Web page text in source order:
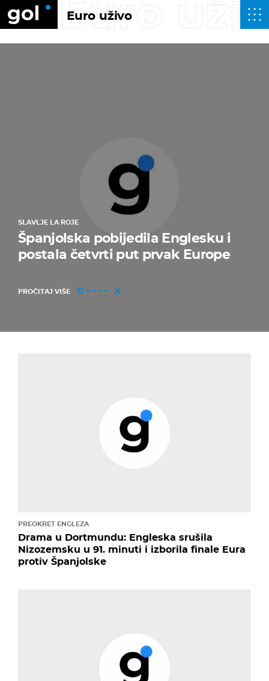
Euro uživo
Euro
SLAVLJE LA ROJE
Španjolska pobijedila Englesku i
postala četvrti put prvak Europe
PROČITAJ VIŠE
PREOKRET ENGLEZA
Drama u Dortmundu: Engleska srušila
Nizozemsku u 91. minuti i izborila finale Eura
protiv Španjolske